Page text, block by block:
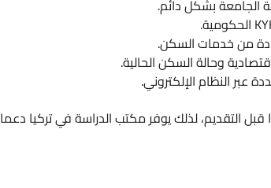
الجامعة بشكل دائم.
من خدمات السكن.
وحالة السكن الحالية.
عبر النظام الإلكتروني.
التقديم، لذلك يوفر مكتب الدراسة في تركيا دعما